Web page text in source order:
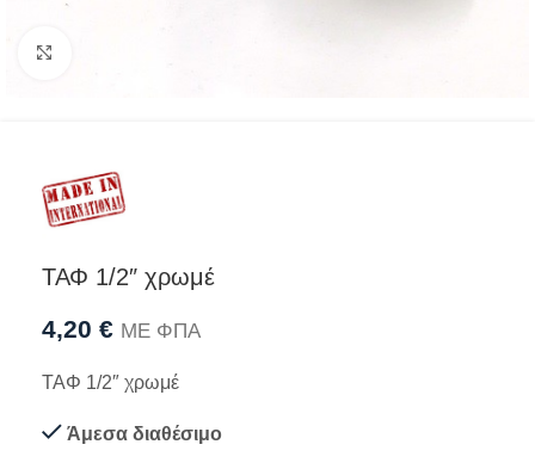
ΤΑΦ 1/2″ χρωμέ
4,20 € ΜΕ ΦΠΑ
ΤΑΦ 1/2″ χρωμέ
Άμεσα διαθέσιμο